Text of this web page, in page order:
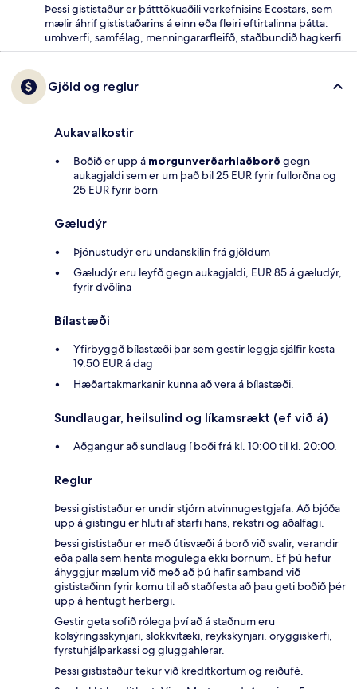
Þessi gististaður er þátttökuaðili verkefnisins Ecostars, sem
mælir áhrif gististaðarins á einn eða fleiri eftirtalinna þátta:
umhverfi, samfélag, menningararfleifð, staðbundið hagkerfi.
Gjöld og reglur
Aukavalkostir
Boðið er upp á morgunverðarhlaðborð gegn
aukagjaldi sem er um það bil 25 EUR fyrir fullorðna og
25 EUR fyrir börn
Gæludýr
Þjónustudýr eru undanskilin frá gjöldum
Gæludýr eru leyfð gegn aukagjaldi, EUR 85 á gæludýr,
fyrir dvölina
Bílastæði
Yfirbyggð bílastæði þar sem gestir leggja sjálfir kosta
19.50 EUR á dag
Hæðartakmarkanir kunna að vera á bílastæði.
Sundlaugar, heilsulind og líkamsrækt (ef við á)
Aðgangur að sundlaug í boði frá kl. 10:00 til kl. 20:00.
Reglur
Þessi gististaður er undir stjórn atvinnugestgjafa. Að bjóða
upp á gistingu er hluti af starfi hans, rekstri og aðalfagi.
Þessi gististaður er með útisvæði á borð við svalir, verandir
eða palla sem henta mögulega ekki börnum. Ef þú hefur
áhyggjur mælum við með að þú hafir samband við
gististaðinn fyrir komu til að staðfesta að þau geti boðið þér
upp á hentugt herbergi.
Gestir geta sofið rólega því að á staðnum eru
kolsýringsskynjari, slökkvitæki, reykskynjari, öryggiskerfi,
fyrstuhjálparkassi og gluggahlerar.
Þessi gististaður tekur við kreditkortum og reiðufé.